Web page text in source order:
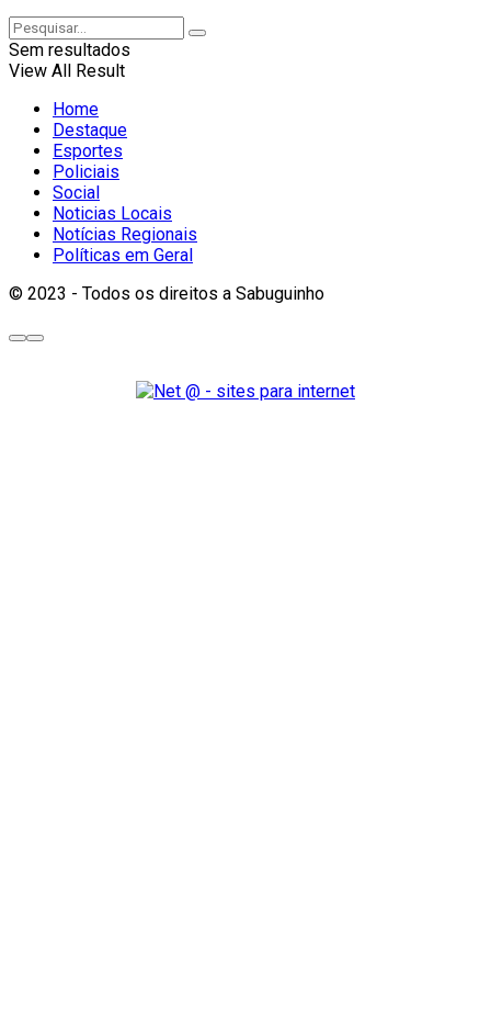
Sem resultados
View All Result
Home
Destaque
Esportes
Policiais
Social
Noticias Locais
Notícias Regionais
Políticas em Geral
© 2023 - Todos os direitos a Sabuguinho